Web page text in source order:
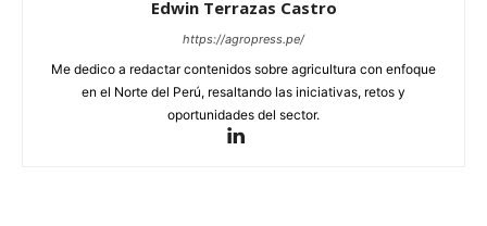
Edwin Terrazas Castro
https://agropress.pe/
Me dedico a redactar contenidos sobre agricultura con enfoque
en el Norte del Perú, resaltando las iniciativas, retos y
oportunidades del sector.